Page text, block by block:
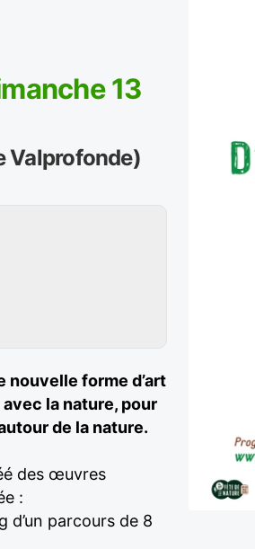
13
Valprofonde)
nouvelle forme d’art
la nature, pour
de la nature.
des œuvres
:
d’un parcours de 8